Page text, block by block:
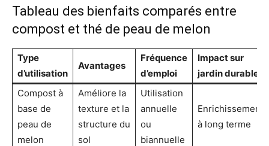
Tableau des bienfaits comparés entre
compost et thé de peau de melon
Type
d’utilisation
Avantages
Fréquence
d’emploi
Impact sur
jardin durable
Compost à
base de
peau de
melon
Améliore la
texture et la
structure du
sol
Utilisation
annuelle
ou
biannuelle
Enrichissement
à long terme